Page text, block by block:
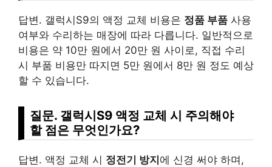
답변. 갤럭시S9의 액정 교체 비용은 정품 부품 사용
여부와 수리하는 매장에 따라 다릅니다. 일반적으로
비용은 약 10만 원에서 20만 원 사이로, 직접 수리
시 부품 비용만 따지면 5만 원에서 8만 원 정도 예상
할 수 있습니다.
질문. 갤럭시S9 액정 교체 시 주의해야
할 점은 무엇인가요?
답변. 액정 교체 시 정전기 방지 에 신경 써야 하며,